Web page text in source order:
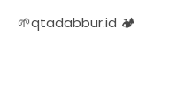
🌱qtadabbur.id 🏕